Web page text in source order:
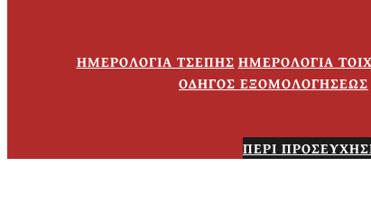
ΗΜΕΡΟΛΟΓΙΑ ΤΣΕΠΗΣ ΗΜΕΡΟΛΟΓΙΑ
ΟΔΗΓΟΣ ΕΞΟΜΟΛΟΓΗΣΕΩΣ
ΠΕΡΙ ΠΡΟΣΕΥΧΗΣ